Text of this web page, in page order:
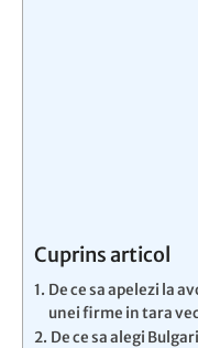
Cuprins articol
De ce sa apelezi la
unei firme in tara
De ce sa alegi